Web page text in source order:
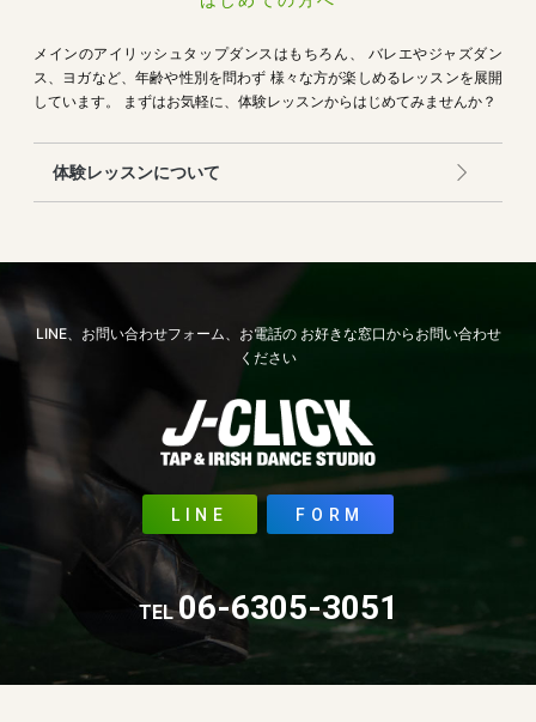
メインのアイリッシュタップダンスはもちろん、
バレエやジャズダン
ス、ヨガなど、年齢や性別を問わず 様々な方が楽しめるレッスンを展開
しています。
まずはお気軽に、体験レッスンからはじめてみませんか？
体験レッスンについて
LINE、お問い合わせフォーム、お電話のお好きな窓口からお問い合わせ
ください
LINE FORM
TEL06-6305-3051